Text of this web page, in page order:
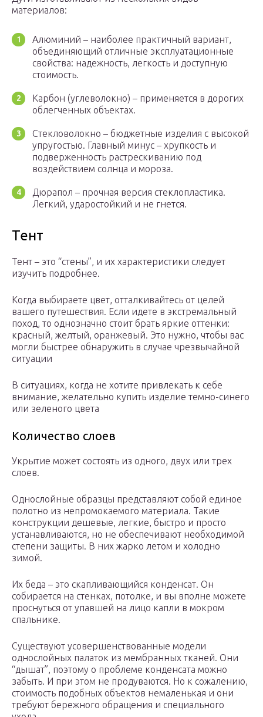
материалов:
Алюминий – наиболее практичный вариант,
объединяющий отличные эксплуатационные
свойства: надежность, легкость и доступную
стоимость.
Карбон (углеволокно) – применяется в дорогих
облегченных объектах.
Стекловолокно – бюджетные изделия с высокой
упругостью. Главный минус – хрупкость и
подверженность растрескиванию под
воздействием солнца и мороза.
Дюрапол – прочная версия стеклопластика.
Легкий, ударостойкий и не гнется.
Тент
Тент – это “стены”, и их характеристики следует
изучить подробнее.
Когда выбираете цвет, отталкивайтесь от целей
вашего путешествия. Если идете в экстремальный
поход, то однозначно стоит брать яркие оттенки:
красный, желтый, оранжевый. Это нужно, чтобы вас
могли быстрее обнаружить в случае чрезвычайной
ситуации
В ситуациях, когда не хотите привлекать к себе
внимание, желательно купить изделие темно-синего
или зеленого цвета
Количество слоев
Укрытие может состоять из одного, двух или трех
слоев.
Однослойные образцы представляют собой единое
полотно из непромокаемого материала. Такие
конструкции дешевые, легкие, быстро и просто
устанавливаются, но не обеспечивают необходимой
степени защиты. В них жарко летом и холодно
зимой.
Их беда – это скапливающийся конденсат. Он
собирается на стенках, потолке, и вы вполне можете
проснуться от упавшей на лицо капли в мокром
спальнике.
Существуют усовершенствованные модели
однослойных палаток из мембранных тканей. Они
“дышат”, поэтому о проблеме конденсата можно
забыть. И при этом не продуваются. Но к сожалению,
стоимость подобных объектов немаленькая и они
требуют бережного обращения и специального